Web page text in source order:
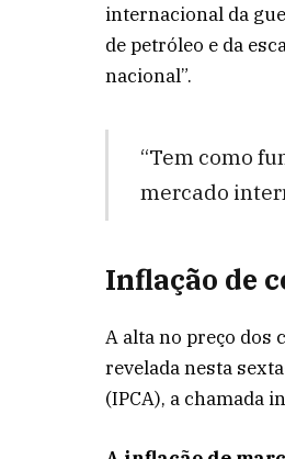
internacional da
de petróleo e da
nacional”.
“Tem como
mercado
Inflação de
A alta no preço dos
revelada nesta
(IPCA), a chamada